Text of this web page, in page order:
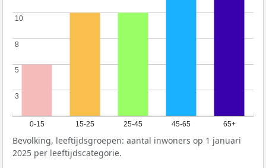
0-15 15-25 25-45 45-65 65+
3
3
5
5
8
8
10
10
Bevolking, leeftijdsgroepen: aantal inwoners op 1 januari
2025 per leeftijdscategorie.